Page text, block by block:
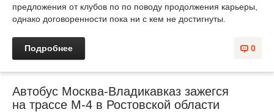
предложения от клубов по по поводу продолжения карьеры,
однако договоренности пока ни с кем не достигнуты.
0
Подробнее
Автобус Москва-Владикавказ зажегся
на трассе М-4 в Ростовской области